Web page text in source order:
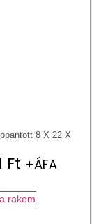
8 X 22 X
Ft +ÁFA
rakom